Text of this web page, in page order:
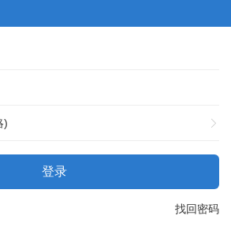
)
登录
找回密码